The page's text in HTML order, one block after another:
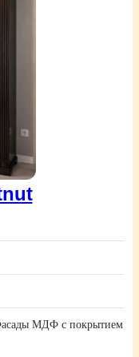
МДФ с покрытием